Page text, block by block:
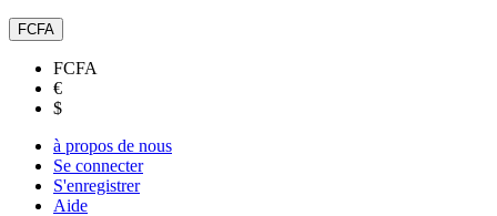
FCFA
FCFA
€
$
à propos de nous
Se connecter
S'enregistrer
Aide